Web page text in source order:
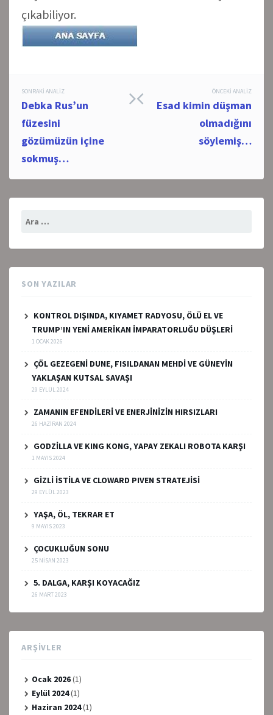
çıkabiliyor.
Post
navigation
ÖNCEKI ANALIZ
Esad kimin düşman
olmadığını
söylemiş…
SONRAKI ANALIZ
Debka Rus’un
füzesini
gözümüzün içine
sokmuş…
SON YAZILAR
KONTROL DIŞINDA, KIYAMET RADYOSU, ÖLÜ EL VE
TRUMP’IN YENİ AMERİKAN İMPARATORLUĞU DÜŞLERİ
1 OCAK 2026
ÇÖL GEZEGENİ DUNE, FISILDANAN MEHDİ VE GÜNEYİN
YAKLAŞAN KUTSAL SAVAŞI
29 EYLÜL 2024
ZAMANIN EFENDİLERİ VE ENERJİNİZİN HIRSIZLARI
26 HAZIRAN 2024
GODZİLLA VE KING KONG, YAPAY ZEKALI ROBOTA KARŞI
1 MAYIS 2024
GİZLİ İSTİLA VE CLOWARD PIVEN STRATEJİSİ
29 EYLÜL 2023
YAŞA, ÖL, TEKRAR ET
9 MAYIS 2023
ÇOCUKLUĞUN SONU
25 NISAN 2023
5. DALGA, KARŞI KOYACAĞIZ
26 MART 2023
ARŞIVLER
Ocak 2026(1)
Eylül 2024(1)
Haziran 2024(1)